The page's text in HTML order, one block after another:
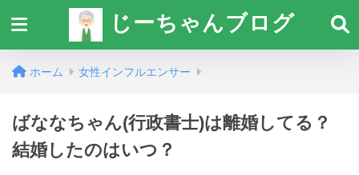
じーちゃんブログ
ホーム 女性インフルエンサー
ばななちゃん(行政書士)は離婚してる？
結婚したのはいつ？